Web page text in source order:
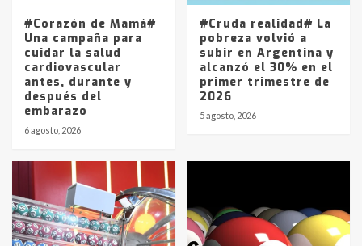
#Corazón de Mamá#
Una campaña para
cuidar la salud
cardiovascular
antes, durante y
después del
embarazo
6 agosto, 2026
#Cruda realidad# La
pobreza volvió a
subir en Argentina y
alcanzó el 30% en el
primer trimestre de
2026
5 agosto, 2026